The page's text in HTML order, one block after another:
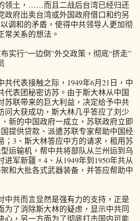
领土，……而且二战后台湾已经归还
政府出卖台湾或外国政府借口和约另
调和的矛盾，使得中共领导人更加彻
常关系的想法。
行“一边倒”外交政策，彻底“挤走”
代表接触之际，1949年6月21日，中
代表团秘密访苏。由于斯大林从中国
苏联带来的巨大利益，决定给予中共
问大获成功，斯大林几乎答应了刘少
新的中国政府一成立，苏联政府立即
提供贷款、派遣苏联专家帮助中国经
；3、斯大林答应中方的请求，租用苏
运输机，帮中共将部队从兰州运到乌
军新疆。4、从1949年到1950年共从
和大批各式武器装备，并答应帮助中
共而言显然是强有力的支持，正是
为了消除斯大林的疑虑，显示中共同
心，另一方面为了彻底打击国内可能